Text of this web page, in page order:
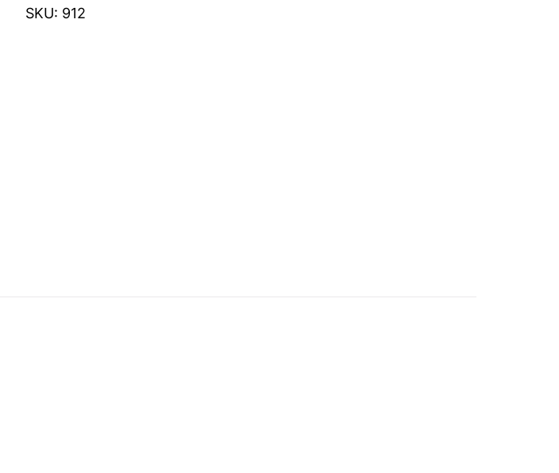
SKU: 912